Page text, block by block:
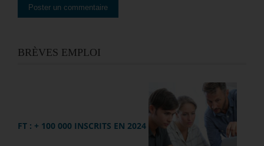
BRÈVES EMPLOI
FT : + 100 000 INSCRITS EN 2024